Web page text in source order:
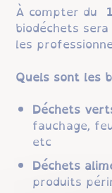
À compter du
biodéchets
les
Quels sont les
Déchets
fauchage,
etc
Déchets
produits